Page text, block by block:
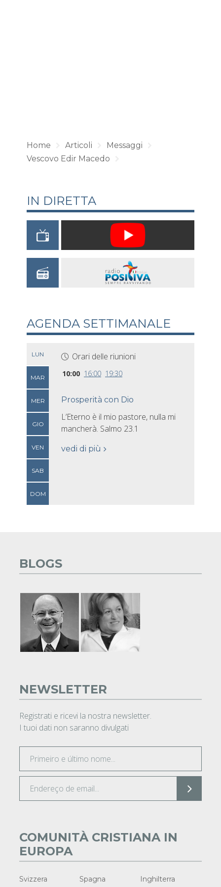
Home Articoli
Messaggi
Vescovo Edir Macedo
IN DIRETTA
AGENDA SETTIMANALE
LUN
MAR
MER
GIO
VEN
SAB
DOM
Orari delle riunioni
10:00 16:00 19:30
Prosperità con Dio
L’Eterno è il mio pastore, nulla mi
mancherà. Salmo 23.1
vedi di più
BLOGS
NEWSLETTER
Registrati e ricevi la nostra newsletter.
I tuoi dati non saranno divulgati
COMUNITÀ CRISTIANA IN
EUROPA
Svizzera Spagna Inghilterra